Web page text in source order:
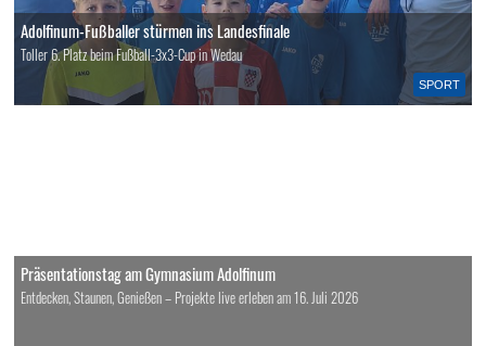
SPORT
Adolfinum-Fußballer stürmen ins Landesfinale
Toller 6. Platz beim Fußball-3x3-Cup in Wedau
Präsentationstag am Gymnasium Adolfinum
Entdecken, Staunen, Genießen – Projekte live erleben am 16. Juli 2026